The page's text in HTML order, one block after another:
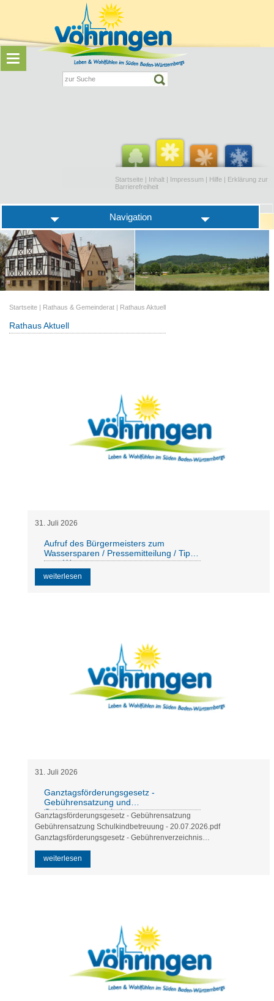
Startseite | Inhalt | Impressum | Hilfe | Erklärung zur
Barrierefreiheit
Navigation
Startseite | Rathaus & Gemeinderat | Rathaus Aktuell
Rathaus Aktuell
31 Juli 2026
Aufruf des Bürgermeisters zum
Wassersparen / Pressemitteilung / Tipps
zum Wassersparen
weiterlesen
31 Juli 2026
Ganztagsförderungsgesetz -
Gebührensatzung und
Gebührenverzeichnis
Schulkindbetreuung
Ganztagsförderungsgesetz - Gebührensatzung
Gebührensatzung Schulkindbetreuung - 20.07.2026.pdf
Ganztagsförderungsgesetz - Gebührenverzeichnis
weiterlesen